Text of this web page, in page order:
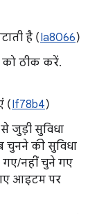
है (Ia8066)
को ठीक करें.
(If78b4)
जुड़ी सुविधा
चुनने की सुविधा
गए/नहीं चुने गए
आइटम पर